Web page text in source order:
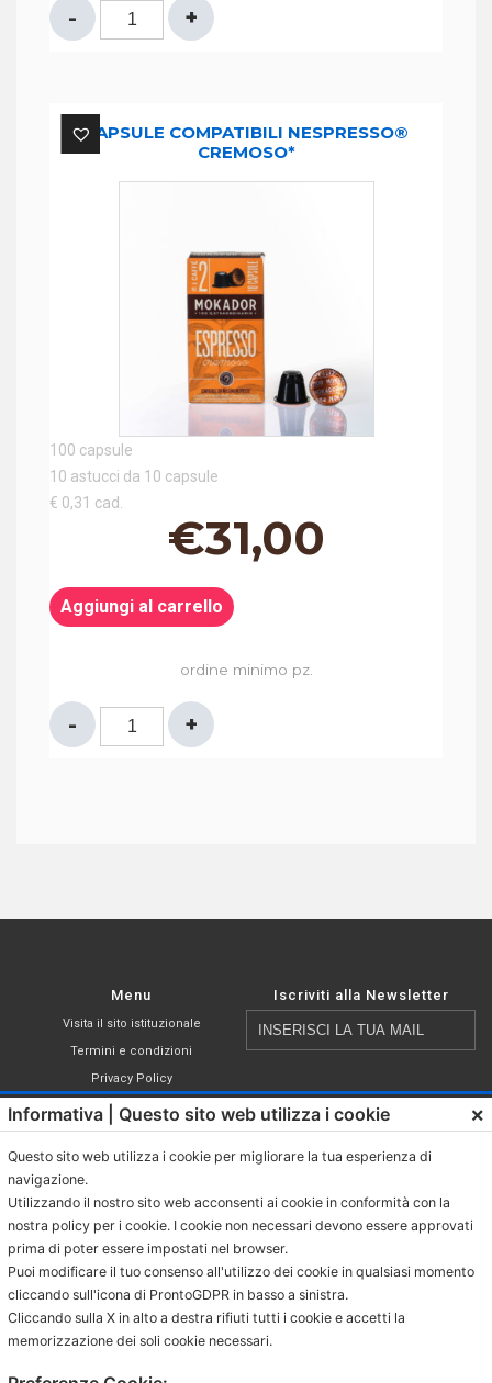
CAPSULE
COMPATIBILI
quantitàCAPSULE COMPATIBILI NESPRESSO®
CREMOSO*
100 capsule
10 astucci da 10 capsule
€ 0,31 cad.
€31,00
Aggiungi al carrello
ordine minimo pz.
CAPSULE
COMPATIBILI
Menu
Visita il sito istituzionale
Termini e condizioni
Privacy Policy
Cookie Policy
Caffè in cialde ESE
Caffè Macinato
Caffè in grani
Bevande in bustina
Contatti
Iscriviti alla Newsletter
Dichiaro di aver letto, compreso ed
Informativa | Questo sito web utilizza i cookie ×
Questo sito web utilizza i cookie per migliorare la tua esperienza di
navigazione.
Utilizzando il nostro sito web acconsenti ai cookie in conformità con la
nostra policy per i cookie. I cookie non necessari devono essere approvati
prima di poter essere impostati nel browser.
Puoi modificare il tuo consenso all'utilizzo dei cookie in qualsiasi momento
cliccando sull'icona di ProntoGDPR in basso a sinistra.
Cliccando sulla X in alto a destra rifiuti tutti i cookie e accetti la
memorizzazione dei soli cookie necessari.